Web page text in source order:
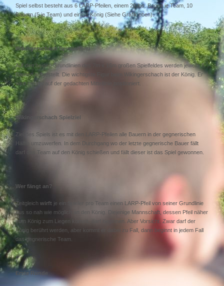
Spiel selbst besteht aus 6 LARP-Pfeilen, einem 20 lbs. Bogen je Team, 10
Bauern (5 je Team) und einem König (Siehe Grafik oben).
Wikingerschach Spielaufbau
Auf den beiden Grundlinien des 7m x 16m großen Spielfeldes werden jeweils 5
Bauern aufgestellt. Die wichtigste Figur beim Wikingerschach ist der König. Er
wird zentral auf der gedachten Mittellinie positioniert.
Wikingerschach Spielziel
Ziel des Spiels ist es mit den LARP-Pfeilen alle Bauern in der gegnerischen
Hälfte umzuwerfen. In dem Durchgang wo der letzte gegnerische Bauer fällt
darf das Team auf den König schießen und fällt dieser ist das Spiel gewonnen.
Wer fängt an?
Zeitgleichwirft je ein Spieler pro Team einen LARP-Pfeil von seiner Grundlinie
aus so nah wie möglich an den König. Diejenige Mannschaft, dessen Pfeil näher
zum König zum Liegen kommt, darf beginnen. Aber Vorsicht. Zwar darf der
König berührt werden, aber kommt er dabei zu Fall, dann beginnt in jedem Fall
das gegnerische Team.
Erste Runde